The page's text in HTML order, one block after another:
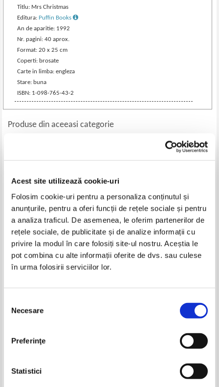
Acest site utilizează cookie-uri
Folosim cookie-uri pentru a personaliza conținutul și
anunțurile, pentru a oferi funcții de rețele sociale și pentru
a analiza traficul. De asemenea, le oferim partenerilor de
rețele sociale, de publicitate și de analize informații cu
privire la modul în care folosiți site-ul nostru. Aceștia le
pot combina cu alte informații oferite de dvs. sau culese
în urma folosirii serviciilor lor.
consimțământului
Necesare
Preferinţe
Statistici
Titlu: Mrs Christmas
Editura: Puffin Books
An de aparitie: 1992
Nr. pagini: 40 aprox.
Format: 20 x 25 cm
Coperti: brosate
Carte in limba: engleza
Stare: buna
ISBN: 1-098-765-43-2
Produse din aceeasi categorie
voia sa renunte
Pret:17,00 Lei
Cuza
-40%